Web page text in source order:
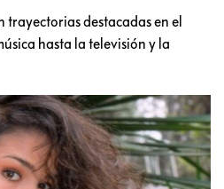
destacadas en el
hasta la televisión y la